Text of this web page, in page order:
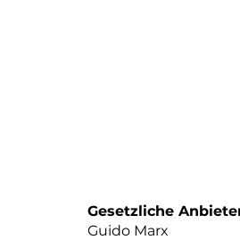
Gesetzliche
Guido Marx